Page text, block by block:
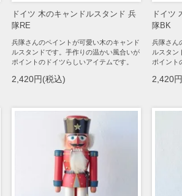
ドイツ 木のキャンドルスタンド 兵
隊RE
兵隊さんのペイントが可愛い木のキャンド
ルスタンドです。手作りの温かい風合いが
ポイントのドイツらしいアイテムです。
2,420円(税込)
ドイツ
隊BK
兵隊さん
ルスタン
ポイント
2,420